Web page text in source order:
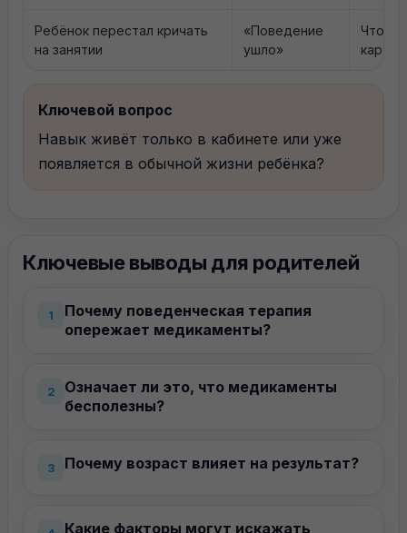
Ребёнок перестал кричать
на занятии
«Поведение
ушло»
Что
Ключевой вопрос
Навык живёт только в кабинете или уже
появляется в обычной жизни ребёнка?
Ключевые выводы для родителей
1
Почему поведенческая терапия
опережает медикаменты?
2
Означает ли это, что медикаменты
бесполезны?
3 Почему возраст влияет на результат?
Какие факторы могут искажать